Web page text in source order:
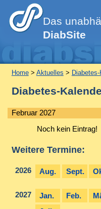
Das
DiabSite
Home> Aktuelles >
Diabetes-
Februar 2027
Noch kein Eintrag!
Weitere Termine:
2026 Aug. Sept.
2027 Jan. Feb.